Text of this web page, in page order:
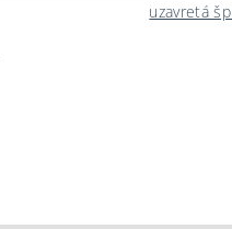
uzavretá